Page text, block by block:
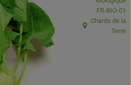
, Autorité
FR-BIO-01
, Origine:
Chants de la
Terre